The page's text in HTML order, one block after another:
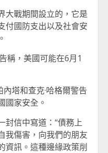
大戰期間設立的，它是
付國防支出以及社會安
稱，美國可能在6月1
塔和查克·哈格爾警告
國家安全。
封信中寫道：“債務上
我傷害，向我們的朋友
資訊。這種邊緣政策削